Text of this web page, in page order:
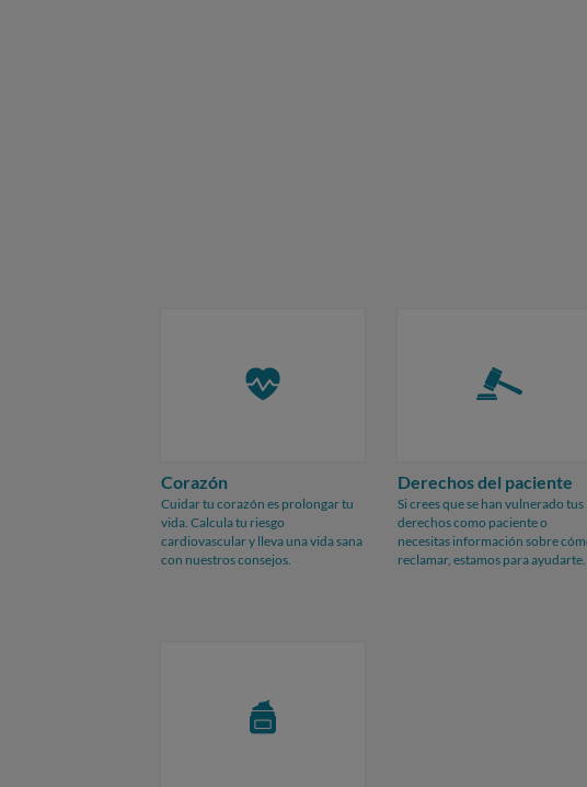
Corazón
Cuidar tu corazón es prolongar tu
vida. Calcula tu riesgo
cardiovascular y lleva una vida sana
con nuestros consejos.
Derechos del paciente
Si crees que se han vulnerado tus
derechos como paciente o
necesitas información sobre
reclamar, estamos para ayudarte.